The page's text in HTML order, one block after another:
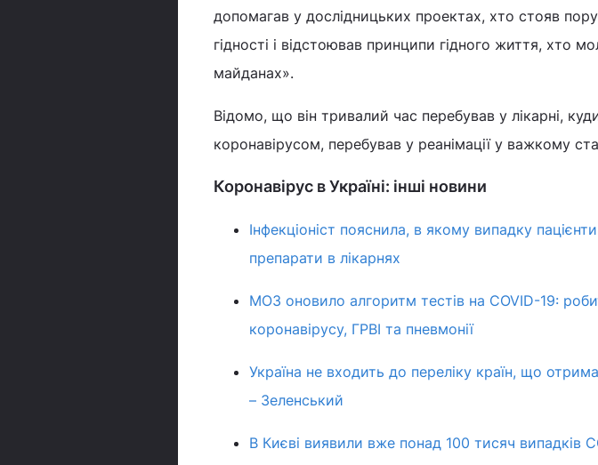
допомагав у дослідницьких проектах, хто стояв
гідності і відстоював принципи гідного життя, хто
майданах».
Відомо, що він тривалий час перебував у лікарні,
коронавірусом, перебував у реанімації у важкому
Коронавірус в Україні: інші новини
Інфекціоніст пояснила, в якому випадку
препарати в лікарнях
МОЗ оновило алгоритм тестів на COVID-19:
коронавірусу, ГРВІ та пневмонії
Україна не входить до переліку країн, що
– Зеленський
В Києві виявили вже понад 100 тисяч випадків